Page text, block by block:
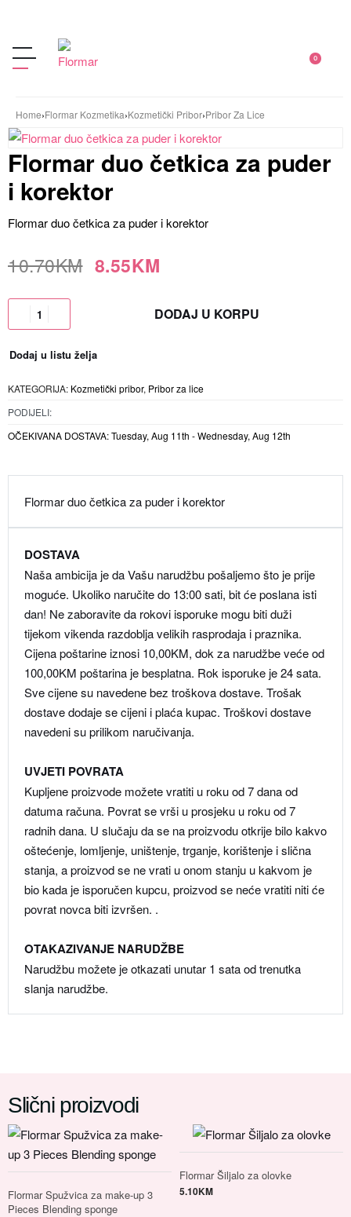
0
Home›Flormar Kozmetika›Kozmetički Pribor›Pribor Za Lice
Flormar duo četkica za puder
i korektor
Flormar duo četkica za puder i korektor
10.70KM 8.55KM
DODAJ U KORPU
Dodaj u listu želja
KATEGORIJA: Kozmetički pribor, Pribor za lice
PODIJELI:
OČEKIVANA DOSTAVA:Tuesday, Aug 11th - Wednesday, Aug 12th
Flormar duo četkica za puder i korektor
DOSTAVA
Naša ambicija je da Vašu narudžbu pošaljemo što je prije
moguće. Ukoliko naručite do 13:00 sati, bit će poslana isti
dan! Ne zaboravite da rokovi isporuke mogu biti duži
tijekom vikenda razdoblja velikih rasprodaja i praznika.
Cijena poštarine iznosi 10,00KM, dok za narudžbe veće od
100,00KM poštarina je besplatna. Rok isporuke je 24 sata.
Sve cijene su navedene bez troškova dostave. Trošak
dostave dodaje se cijeni i plaća kupac. Troškovi dostave
navedeni su prilikom naručivanja.
UVJETI POVRATA
Kupljene proizvode možete vratiti u roku od 7 dana od
datuma računa. Povrat se vrši u prosjeku u roku od 7
radnih dana. U slučaju da se na proizvodu otkrije bilo kakvo
oštećenje, lomljenje, uništenje, trganje, korištenje i slična
stanja, a proizvod se ne vrati u onom stanju u kakvom je
bio kada je isporučen kupcu, proizvod se neće vratiti niti će
povrat novca biti izvršen. .
OTAKAZIVANJE NARUDŽBE
Narudžbu možete je otkazati unutar 1 sata od trenutka
slanja narudžbe.
Slični proizvodi
Flormar Spužvica za make-up 3
Pieces Blending sponge
Flormar Šiljalo za olovke
5.10KM